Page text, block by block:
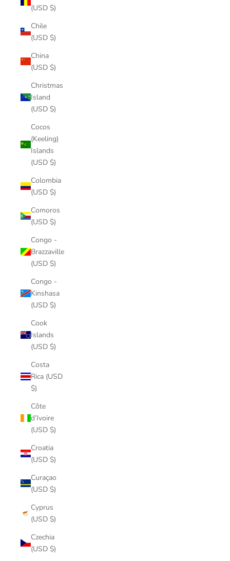
(USD $)
Chile
(USD $)
China
(USD $)
Christmas
Island
(USD $)
Cocos
(Keeling)
Islands
(USD $)
Colombia
(USD $)
Comoros
(USD $)
Congo -
Brazzaville
(USD $)
Congo -
Kinshasa
(USD $)
Cook
Islands
(USD $)
Costa
Rica (USD
$)
Côte
d’Ivoire
(USD $)
Croatia
(USD $)
Curaçao
(USD $)
Cyprus
(USD $)
Czechia
(USD $)